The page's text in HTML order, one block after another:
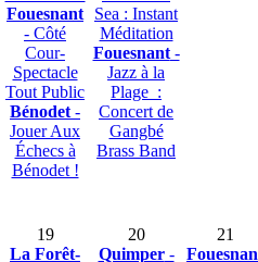
Fouesnant
- Côté
Cour-
Spectacle
Tout Public
Bénodet -
Jouer Aux
Échecs à
Bénodet !
Sea : Instant
Méditation
Fouesnant-
Jazz à la
Plage :
Concert de
Gangbé
Brass Band
19
La Forêt-
20
Quimper-
21